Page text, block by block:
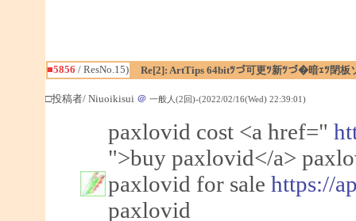
■5856 / ResNo.15) Re[2]: ArtTips 64bitﾂづ可更ﾂ新ﾂづ�暗ｪﾂ閉
□投稿者/ Niuoikisui ＠ 一般人(2回)-(2022/02/16(Wed) 22:39:01)
paxlovid cost <a href="
">buy paxlovid</a>
paxlovid for salehttps://
paxlovid